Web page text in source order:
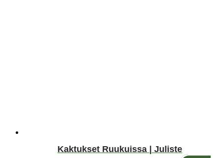
Kaktukset Ruukuissa | Juliste